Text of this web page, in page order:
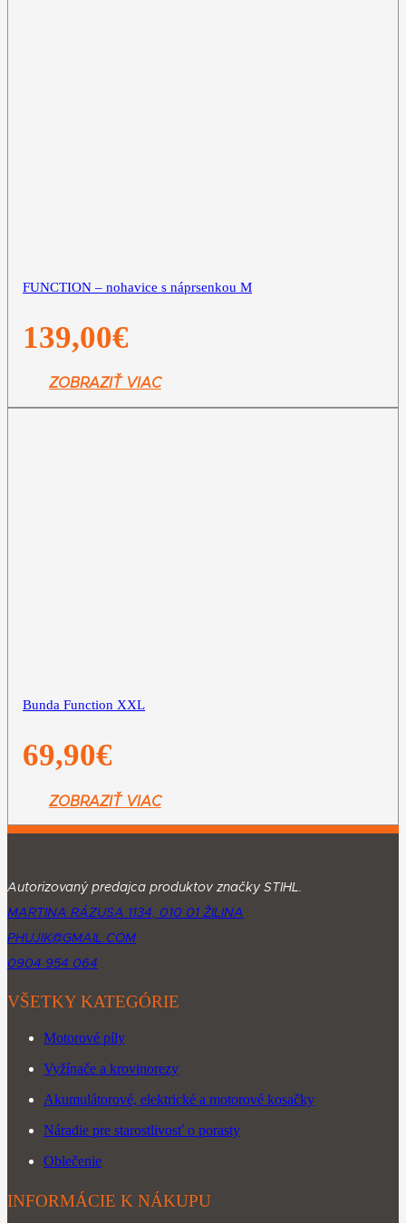
FUNCTION – nohavice s náprsenkou M
139,00€
ZOBRAZIŤ VIAC
Bunda Function XXL
69,90€
ZOBRAZIŤ VIAC
Autorizovaný predajca produktov značky STIHL.
MARTINA RÁZUSA 1134, 010 01 ŽILINA
PHUJIK@GMAIL.COM
0904 954 064
VŠETKY KATEGÓRIE
Motorové píly
Vyžínače a krovinorezy
Akumulátorové, elektrické a motorové kosačky
Náradie pre starostlivosť o porasty
Oblečenie
INFORMÁCIE K NÁKUPU